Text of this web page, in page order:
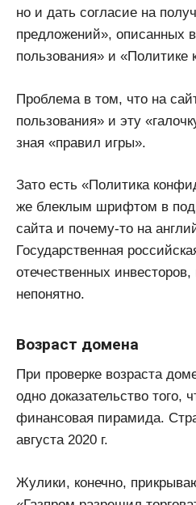
но и дать согласие на
предложений», описанных
пользования» и «Политике
Проблема в том, что на
пользования» и эту
зная «правил игры».
Зато есть «Политика
же блеклым шрифтом в
сайта и почему-то на
Государственная
отечественных
непонятно.
Возраст домена
При проверке возраста
одно доказательство того,
финансовая пирамида.
августа 2020 г.
Жулики, конечно,